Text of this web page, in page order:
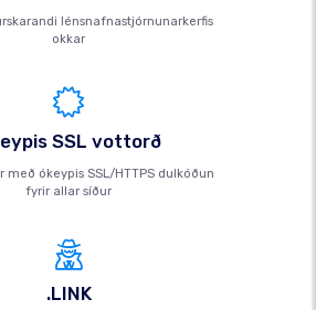
lénsnafnastjórnunarkerfis
okkar
SSL vottorð
með ókeypis SSL/HTTPS dulkóðun
fyrir allar síður
.LINK